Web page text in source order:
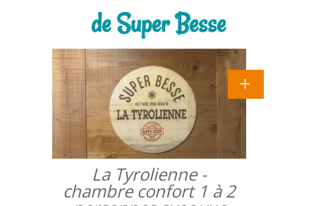
de Super Besse
La Tyrolienne -
chambre confort 1 à 2